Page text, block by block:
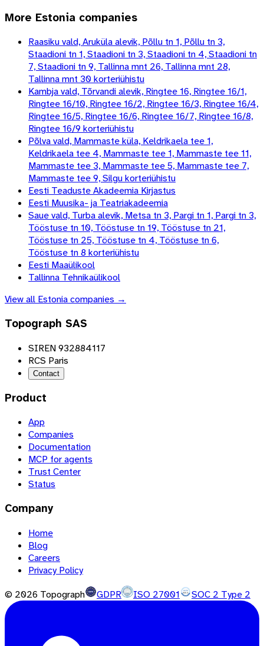
More Estonia companies
Raasiku vald, Aruküla alevik, Põllu tn 1, Põllu tn 3,
Staadioni tn 1, Staadioni tn 3, Staadioni tn 4, Staadioni tn
7, Staadioni tn 9, Tallinna mnt 26, Tallinna mnt 28,
Tallinna mnt 30 korteriühistu
Kambja vald, Tõrvandi alevik, Ringtee 16, Ringtee 16/1,
Ringtee 16/10, Ringtee 16/2, Ringtee 16/3, Ringtee 16/4,
Ringtee 16/5, Ringtee 16/6, Ringtee 16/7, Ringtee 16/8,
Ringtee 16/9 korteriühistu
Põlva vald, Mammaste küla, Keldrikaela tee 1,
Keldrikaela tee 4, Mammaste tee 1, Mammaste tee 11,
Mammaste tee 3, Mammaste tee 5, Mammaste tee 7,
Mammaste tee 9, Silgu korteriühistu
Eesti Teaduste Akadeemia Kirjastus
Eesti Muusika- ja Teatriakadeemia
Saue vald, Turba alevik, Metsa tn 3, Pargi tn 1, Pargi tn 3,
Tööstuse tn 10, Tööstuse tn 19, Tööstuse tn 21,
Tööstuse tn 25, Tööstuse tn 4, Tööstuse tn 6,
Tööstuse tn 8 korteriühistu
Eesti Maaülikool
Tallinna Tehnikaülikool
View all Estoniacompanies →
Topograph SAS
SIREN 932884117
RCS Paris
Contact
Product
App
Companies
Documentation
MCP for agents
Trust Center
Status
Company
Home
Blog
Careers
Privacy Policy
© 2026 Topograph GDPR ISO 27001 SOC 2 Type 2